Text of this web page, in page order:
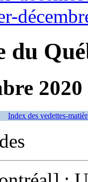
du
2020
Index des vedettes-